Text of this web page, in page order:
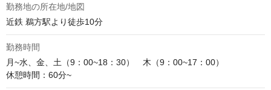
勤務地の所在地/地図
近鉄 鵜方駅より徒歩10分
勤務時間
月~水、金、土（9：00~18：30）　木（9：00~17：00）
休憩時間：60分~